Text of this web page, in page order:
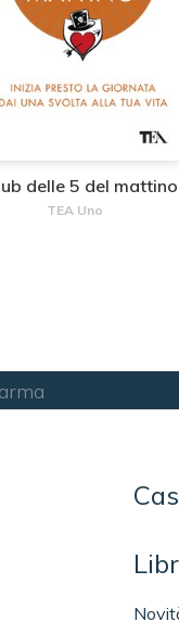
delle 5 del mattino
TEA Uno